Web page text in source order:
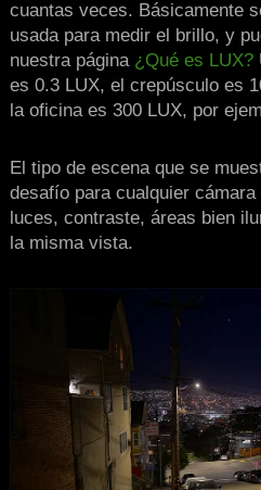
cuantas veces. Básicamente
usada para medir el brillo, y
nuestra página ¿Qué es LUX?
es 0.3 LUX, el crepúsculo es
la oficina es 300 LUX, por
El tipo de escena que se
desafío para cualquier
luces, contraste, áreas bien
la misma vista.